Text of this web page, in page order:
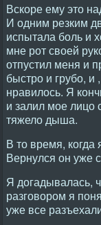
Вскоре ему это
И одним резким
испытала боль и
мне рот своей
отпустил меня и
быстро и грубо,
нравилось. Я
и залил мое лицо
тяжело дыша.
В то время,
Вернулся он уже
Я догадывалась,
разговором я
уже все